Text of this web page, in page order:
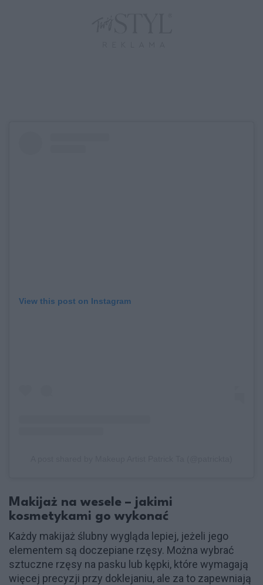
View this post on Instagram
Makijaż na wesele – jakimi
kosmetykami go wykonać
Każdy makijaż ślubny wygląda lepiej, jeżeli jego
elementem są doczepiane rzęsy. Można wybrać
sztuczne rzęsy na pasku lub kępki, które wymagają
więcej precyzji przy doklejaniu, ale za to zapewniają